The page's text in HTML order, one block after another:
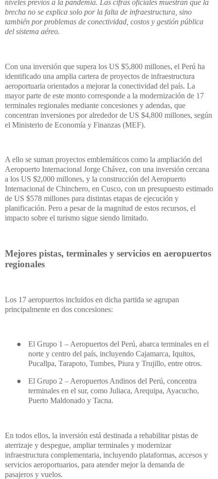
niveles previos a la pandemia. Las cifras oficiales muestran que la
brecha no se explica solo por la falta de infraestructura, sino
también por problemas de conectividad, costos y gestión pública
del sistema aéreo.
Con una inversión que supera los US $5,800 millones, el Perú ha
identificado una amplia cartera de proyectos de infraestructura
aeroportuaria orientados a mejorar la conectividad del país. La
mayor parte de este monto corresponde a la modernización de 17
terminales regionales mediante concesiones y adendas, que
concentran inversiones por alrededor de US $4,800 millones, según
el Ministerio de Economía y Finanzas (MEF).
A ello se suman proyectos emblemáticos como la ampliación del
Aeropuerto Internacional Jorge Chávez, con una inversión cercana
a los US $2,000 millones, y la construcción del Aeropuerto
Internacional de Chinchero, en Cusco, con un presupuesto estimado
de US $578 millones para distintas etapas de ejecución y
planificación. Pero a pesar de la magnitud de estos recursos, el
impacto sobre el turismo sigue siendo limitado.
Mejores pistas, terminales y servicios en aeropuertos
regionales
Los 17 aeropuertos incluidos en dicha partida se agrupan
principalmente en dos concesiones:
●
El Grupo 1 – Aeropuertos del Perú, abarca terminales en el
norte y centro del país, incluyendo Cajamarca, Iquitos,
Pucallpa, Tarapoto, Tumbes, Piura y Trujillo, entre otros.
●
El Grupo 2 – Aeropuertos Andinos del Perú, concentra
terminales en el sur, como Juliaca, Arequipa, Ayacucho,
Puerto Maldonado y Tacna.
En todos ellos, la inversión está destinada a rehabilitar pistas de
aterrizaje y despegue, ampliar terminales y modernizar
infraestructura complementaria, incluyendo plataformas, accesos y
servicios aeroportuarios, para atender mejor la demanda de
pasajeros y vuelos.